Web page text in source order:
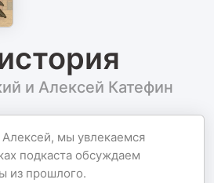
и Алексей Катефин
мы увлекаемся
подкаста обсуждаем
из прошлого.